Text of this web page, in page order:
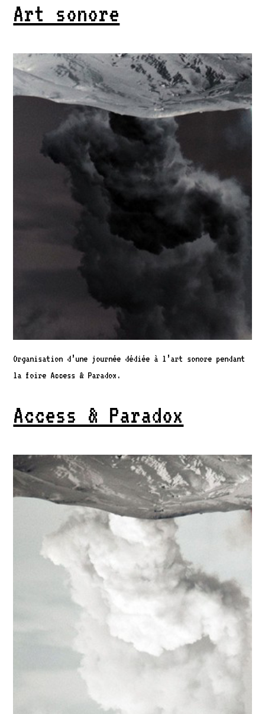
Art sonore
Organisation d’une journée dédiée à l’art sonore pendant
la foire Access & Paradox.
Access & Paradox